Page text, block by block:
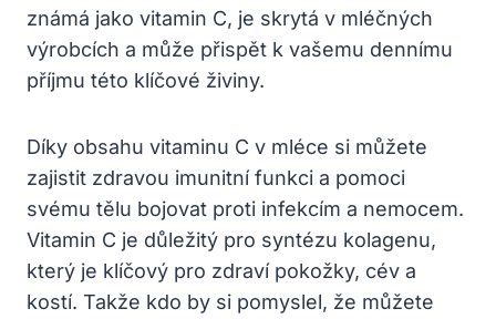
známá jako vitamin C, je skrytá v mléčných
výrobcích a může přispět k vašemu dennímu
příjmu této klíčové živiny.
Díky obsahu vitaminu C v mléce si můžete
zajistit zdravou imunitní funkci a pomoci
svému tělu bojovat proti infekcím a nemocem.
Vitamin C je důležitý pro syntézu kolagenu,
který je klíčový pro zdraví pokožky, cév a
kostí. Takže kdo by si pomyslel, že můžete